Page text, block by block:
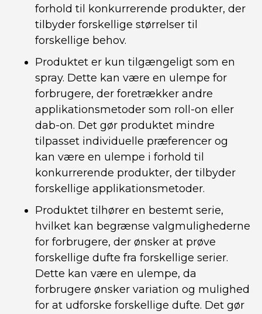
forhold til konkurrerende produkter, der
tilbyder forskellige størrelser til
forskellige behov.
Produktet er kun tilgængeligt som en
spray. Dette kan være en ulempe for
forbrugere, der foretrækker andre
applikationsmetoder som roll-on eller
dab-on. Det gør produktet mindre
tilpasset individuelle præferencer og
kan være en ulempe i forhold til
konkurrerende produkter, der tilbyder
forskellige applikationsmetoder.
Produktet tilhører en bestemt serie,
hvilket kan begrænse valgmulighederne
for forbrugere, der ønsker at prøve
forskellige dufte fra forskellige serier.
Dette kan være en ulempe, da
forbrugere ønsker variation og mulighed
for at udforske forskellige dufte. Det gør